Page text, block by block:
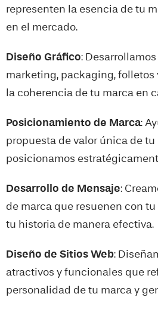
representen la esencia de tu
en el mercado.
Diseño Gráfico:
marketing, packaging, folletos
la coherencia de tu marca en
Posicionamiento de Marca:
propuesta de valor única de tu
posicionamos
Desarrollo de Mensaje:
de marca que resuenen con
tu historia de manera efectiva.
Diseño de Sitios Web:
atractivos y funcionales que
personalidad de tu marca y